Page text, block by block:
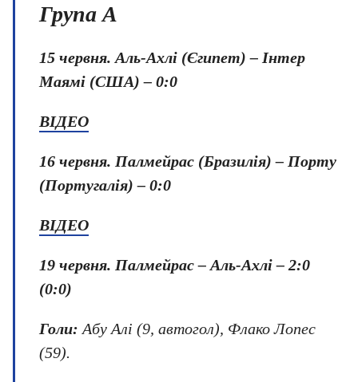
ГрупаA
15 червня. Аль-Ахлі (Єгипет) – Інтер
Маямі (США) – 0:0
ВІДЕО
16 червня. Палмейрас (Бразилія) – Порту
(Португалія) – 0:0
ВІДЕО
19 червня. Палмейрас – Аль-Ахлі – 2:0
(0:0)
Голи: Абу Алі (9, автогол), Флако Лопес
(59).